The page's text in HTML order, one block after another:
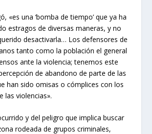
«es una ‘bomba de tiempo’ que ya ha
estragos de diversas maneras, y no
desactivarla… Los defensores de
tanto como la población el general
ante la violencia; tenemos este
de abandono de parte de las
han sido omisas o cómplices con los
las violencias».
y del peligro que implica buscar
rodeada de grupos criminales,